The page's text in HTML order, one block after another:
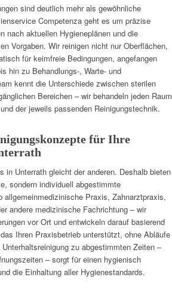
sind deutlich mehr als gewöhnliche
Competenza geht es um präzise
nach aktuellen Hygieneplänen und die
Vorgaben. Wir reinigen nicht nur Oberflächen,
für keimfreie Bedingungen, angefangen
hin zu Behandlungs-, Warte- und
kennt die Unterschiede zwischen sterilen
Bereichen – wir behandeln jeden Raum
der jeweils passenden Reinigungstechnik.
für Ihre
in Unterrath gleicht der anderen. Deshalb bieten
sondern individuell abgestimmte
allgemeinmedizinische Praxis, Zahnarztpraxis,
andere medizinische Fachrichtung – wir
vor Ort und entwickeln darauf basierend
Ihren Praxisbetrieb unterstützt, ohne Abläufe
zu abgestimmten Zeiten –
– sorgt für einen hygienisch
die Einhaltung aller Hygienestandards.